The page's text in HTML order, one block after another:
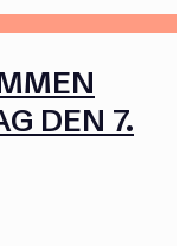
DEN 7.